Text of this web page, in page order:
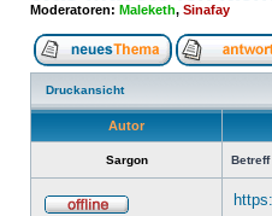
Moderatoren: Maleketh, Sinafay
Druckansicht
Autor
Sargon